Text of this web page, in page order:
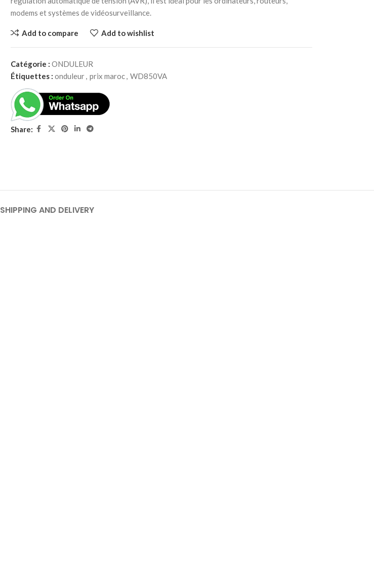
modems et systèmes de vidéosurveillance.
Add to compare Add to wishlist
Catégorie : ONDULEUR
Étiquettes : onduleur, prix maroc, WD850VA
Share:
SHIPPING AND DELIVERY